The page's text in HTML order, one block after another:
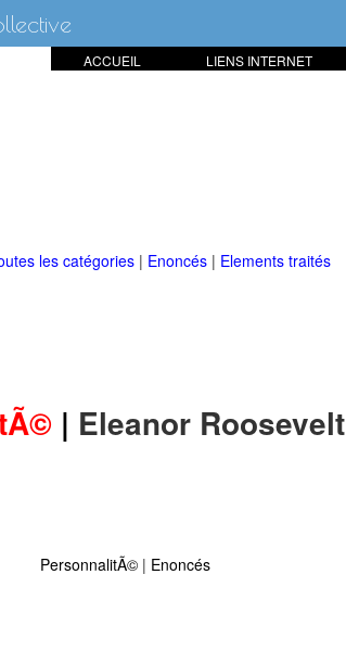
LIENS INTERNET
ACCUEIL
les catégories | Enoncés | Elements traités
| Eleanor Roosevelt
PersonnalitÃ©| Enoncés